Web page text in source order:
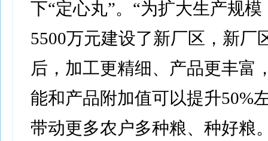
下“定心丸”。“为扩大生产规
5500万元建设了新厂区，新厂
后，加工更精细、产品更丰富
能和产品附加值可以提升50%
带动更多农户多种粮、种好粮